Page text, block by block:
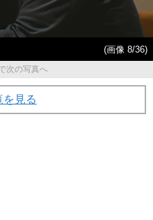
(画像 8/36)
次の写真へ
を見る